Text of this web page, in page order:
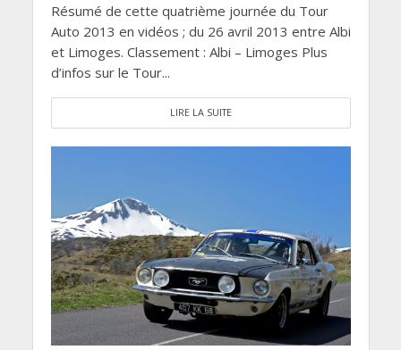
Résumé de cette quatrième journée du Tour
Auto 2013 en vidéos ; du 26 avril 2013 entre Albi
et Limoges. Classement : Albi – Limoges Plus
d’infos sur le Tour...
LIRE LA SUITE